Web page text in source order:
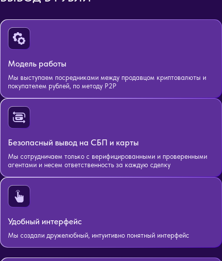
Модель работы
Мы выступаем посредниками между продавцом криптовалюты и
покупателем рублей, по методу P2P
Безопасный вывод на СБП и карты
Мы сотрудничаем только с верифицированными и проверенными
агентами и несем ответственность за каждую сделку
Удобный интерфейс
Мы создали дружелюбный, интуитивно понятный интерфейс